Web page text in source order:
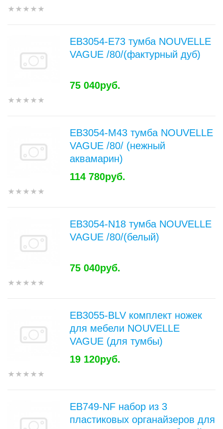
EB3054-E73 тумба NOUVELLE
VAGUE /80/(фактурный дуб)
75 040руб.
EB3054-M43 тумба NOUVELLE
VAGUE /80/ (нежный
аквамарин)
114 780руб.
EB3054-N18 тумба NOUVELLE
VAGUE /80/(белый)
75 040руб.
EB3055-BLV комплект ножек
для мебели NOUVELLE
VAGUE (для тумбы)
19 120руб.
EB749-NF набор из 3
пластиковых органайзеров для